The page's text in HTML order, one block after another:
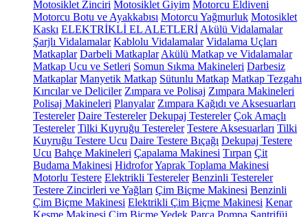
Motosiklet Zinciri Motosiklet Giyim Motorcu Eldiveni
Motorcu Botu ve Ayakkabısı Motorcu Yağmurluk Motosiklet
Kaskı ELEKTRİKLİ EL ALETLERİ Akülü Vidalamalar
Şarjlı Vidalamalar Kablolu Vidalamalar Vidalama Uçları
Matkaplar Darbeli Matkaplar Akülü Matkap ve Vidalamalar
Matkap Ucu ve Setleri Somun Sıkma Makineleri Darbesiz
Matkaplar Manyetik Matkap Sütunlu Matkap Matkap Tezgahı
Kırıcılar ve Deliciler Zımpara ve Polisaj Zımpara Makineleri
Polisaj Makineleri Planyalar Zımpara Kağıdı ve Aksesuarları
Testereler Daire Testereler Dekupaj Testereler Çok Amaçlı
Testereler Tilki Kuyruğu Testereler Testere Aksesuarları Tilki
Kuyruğu Testere Ucu Daire Testere Bıçağı Dekupaj Testere
Ucu Bahçe Makineleri Çapalama Makinesi Tırpan Çit
Budama Makinesi HidroforYaprak Toplama Makinesi
Motorlu Testere Elektrikli Testereler Benzinli Testereler
Testere Zincirleri ve Yağları Çim Biçme Makinesi Benzinli
Çim Biçme Makinesi Elektrikli Çim Biçme Makinesi Kenar
Kesme Makinesi Çim Biçme Yedek Parça Pompa Santrifüj